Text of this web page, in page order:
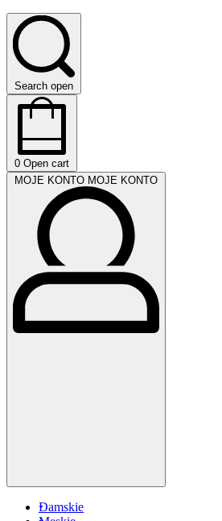
Search open
0 Open cart
MOJE KONTO MOJE KONTO
Damskie